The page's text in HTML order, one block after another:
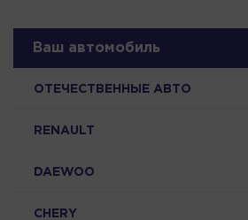
Ваш автомобиль
ОТЕЧЕСТВЕННЫЕ АВТО
RENAULT
DAEWOO
CHERY